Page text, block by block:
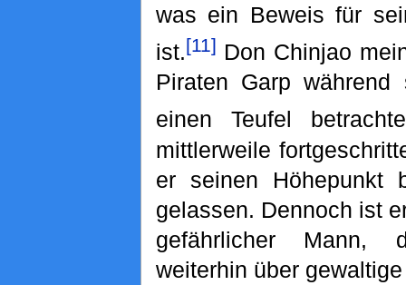
was ein Beweis für
ist.[11] Don Chinjao
Piraten Garp
einen Teufel
mittlerweile
er seinen Höhepunkt
gelassen. Dennoch ist
gefährlicher Mann,
weiterhin über